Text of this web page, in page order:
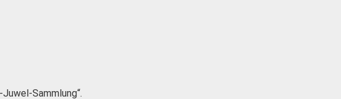
Sammlung“.